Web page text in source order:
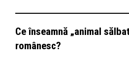
Ce înseamnă „animal
românesc?